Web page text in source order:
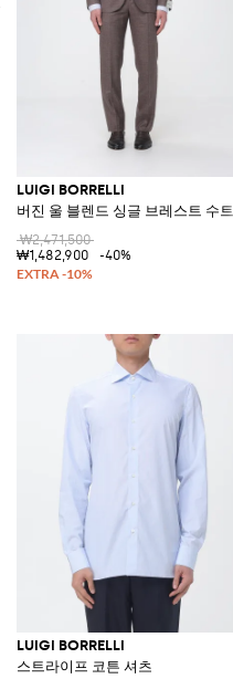
LUIGI BORRELLI
버진 울 블렌드 싱글 브레스트 수트
₩2,471,500
₩1,482,900
-40%
LUIGI BORRELLI
스트라이프 코튼 셔츠